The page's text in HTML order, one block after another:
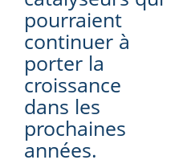
pourraient
continuer à
porter la
croissance
dans les
prochaines
années.